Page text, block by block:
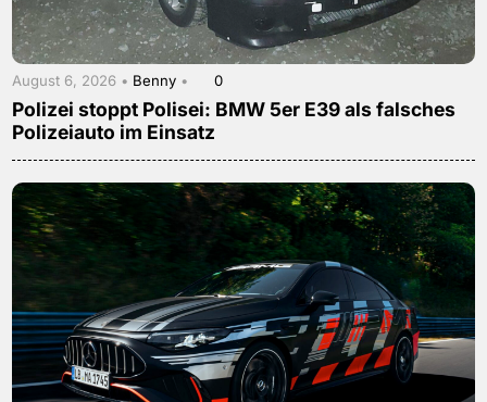
August 6, 2026 • Benny • 0
Polizei stoppt Polisei: BMW 5er E39 als falsches
Polizeiauto im Einsatz